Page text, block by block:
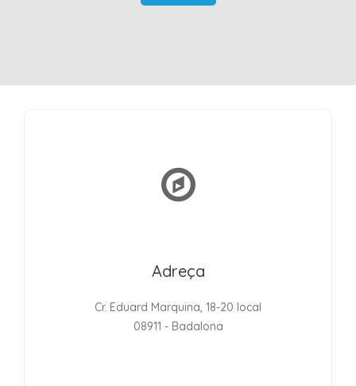
Adreça
Cr. Eduard Marquina, 18-20 local
08911 - Badalona